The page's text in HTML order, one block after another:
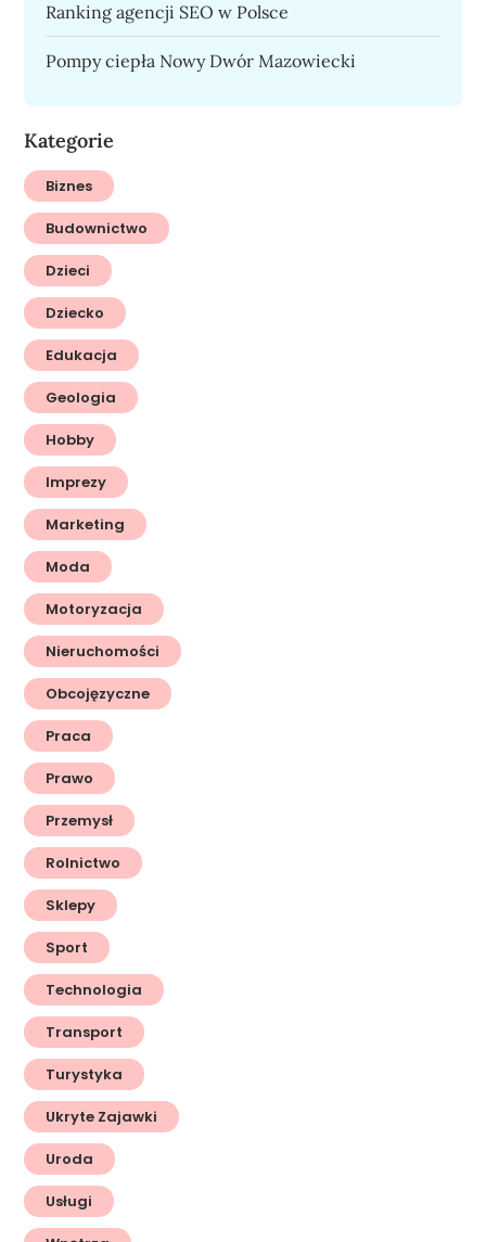
Ranking agencji SEO w Polsce
Pompy ciepła Nowy Dwór Mazowiecki
Kategorie
Biznes
Budownictwo
Dzieci
Dziecko
Edukacja
Geologia
Hobby
Imprezy
Marketing
Moda
Motoryzacja
Nieruchomości
Obcojęzyczne
Praca
Prawo
Przemysł
Rolnictwo
Sklepy
Sport
Technologia
Transport
Turystyka
Ukryte Zajawki
Uroda
Usługi